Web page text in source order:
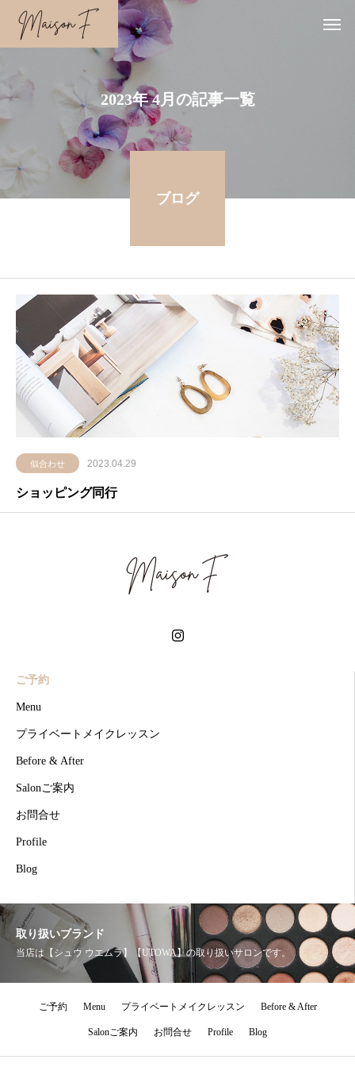
2023年 4月の記事一覧
ブログ
似合わせ 2023.04.29
ショッピング同行
ご予約
Menu
プライベートメイクレッスン
Before & After
Salonご案内
お問合せ
Profile
Blog
取り扱いブランド
当店は【シュウ ウエムラ】【UTOWA】の取り扱いサロンです。
ご予約 Menu プライベートメイクレッスン Before & After
Salonご案内 お問合せ Profile Blog